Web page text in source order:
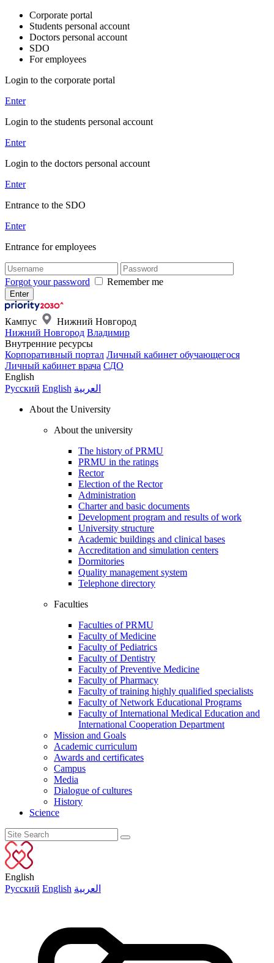
Corporate portal
Students personal account
Doctors personal account
SDO
For employees
Login to the corporate portal
Enter
Login to the students personal account
Enter
Login to the doctors personal account
Enter
Entrance to the SDO
Enter
Entrance for employees
Forgot your password Remember me
Кампус
Нижний Новгород
Нижний Новгород Владимир
Внутренние ресурсы
Корпоративный портал Личный кабинет обучающегося
Личный кабинет врача СДО
English
Русский English العربية
About the University
About the university
The history of PRMU
PRMU in the ratings
Rector
Election of the Rector
Administration
Charter and basic documents
Development program and results of work
University structure
Academic buildings and clinical bases
Accreditation and simulation centers
Dormitories
Quality management system
Telephone directory
Faculties
Faculties of PRMU
Faculty of Medicine
Faculty of Pediatrics
Faculty of Dentistry
Faculty of Preventive Medicine
Faculty of Pharmacy
Faculty of training highly qualified specialists
Faculty of Network Educational Programs
Faculty of International Medical Education and
International Cooperation Department
Mission and Goals
Academic curriculum
Awards and certificates
Campus
Media
Dialogue of cultures
History
Science
English
Русский English العربية